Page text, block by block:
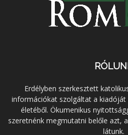
Erdélyben szerkesztett
információkat szolgáltat a kiadóját
életéből. Ökumenikus
szeretnénk megmutatni belőle azt,
látunk.